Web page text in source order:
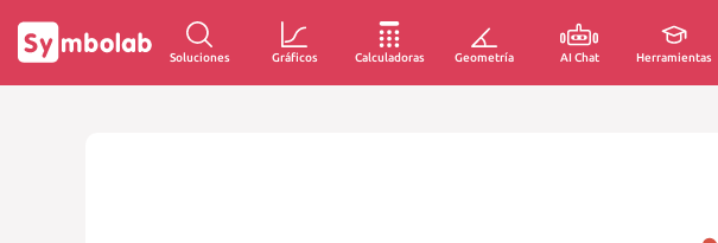
Soluciones Gráficos Calculadoras Geometría AI Chat Herramientas